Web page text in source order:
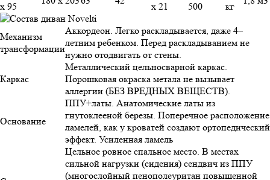
х 95
х 21
500
кг
Механизм
трансформации
Аккордеон. Легко раскладывается, даже 4–
летним ребенком. Перед раскладыванием не
нужно отодвигать от стены.
Каркас
Металлический цельносварной каркас.
Порошковая окраска метала не вызывает
аллергии (БЕЗ ВРЕДНЫХ ВЕЩЕСТВ).
Основание
ППУ+латы. Анатомические латы из
гнутоклееной березы. Поперечное расположение
ламелей, как у кроватей создают ортопедический
эффект. Усиленная ламель
Цельное ровное спальное место. В местах
сильной нагрузки (сидения) сендвич из ППУ
(многослойный пенополеуритан повышенной